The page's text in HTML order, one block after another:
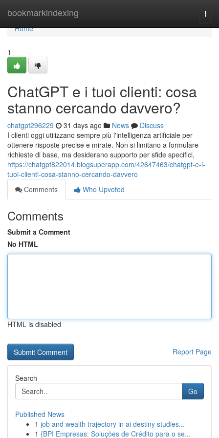
bookmarkindexing
Home
Home
1
ChatGPT e i tuoi clienti: cosa
stanno cercando davvero?
chatgpt296229 31 days ago News
Discuss
I clienti oggi utilizzano sempre più l'intelligenza artificiale per
ottenere risposte precise e mirate. Non si limitano a formulare
richieste di base, ma desiderano supporto per sfide specifici,
https://chatgpt822014.blogsuperapp.com/42647463/chatgpt-e-i-
tuoi-clienti-cosa-stanno-cercando-davvero
Comments
Who Upvoted
Comments
Submit a Comment
No HTML
HTML is disabled
Report Page
Search
Go
Published News
1 job and wealth trajectory in ai destiny studies...
1 {BPI Empresas: Soluções de Crédito para o se...